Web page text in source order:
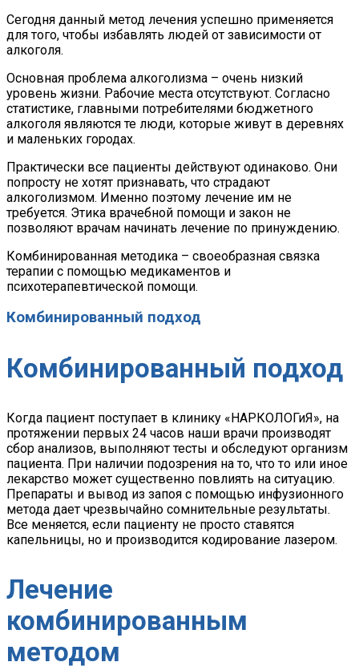
Сегодня данный метод лечения успешно применяется
для того, чтобы избавлять людей от зависимости от
алкоголя.
Основная проблема алкоголизма – очень низкий
уровень жизни. Рабочие места отсутствуют. Согласно
статистике, главными потребителями бюджетного
алкоголя являются те люди, которые живут в деревнях
и маленьких городах.
Практически все пациенты действуют одинаково. Они
попросту не хотят признавать, что страдают
алкоголизмом. Именно поэтому лечение им не
требуется. Этика врачебной помощи и закон не
позволяют врачам начинать лечение по принуждению.
Комбинированная методика – своеобразная связка
терапии с помощью медикаментов и
психотерапевтической помощи.
Комбинированный подход
Комбинированный подход
Когда пациент поступает в клинику «НАРКОЛОГиЯ», на
протяжении первых 24 часов наши врачи производят
сбор анализов, выполняют тесты и обследуют организм
пациента. При наличии подозрения на то, что то или иное
лекарство может существенно повлиять на ситуацию.
Препараты и вывод из запоя с помощью инфузионного
метода дает чрезвычайно сомнительные результаты.
Все меняется, если пациенту не просто ставятся
капельницы, но и производится кодирование лазером.
Лечение
комбинированным
методом